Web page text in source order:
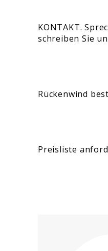
KONTAKT.
schreiben Sie
Rückenwind
Preisliste